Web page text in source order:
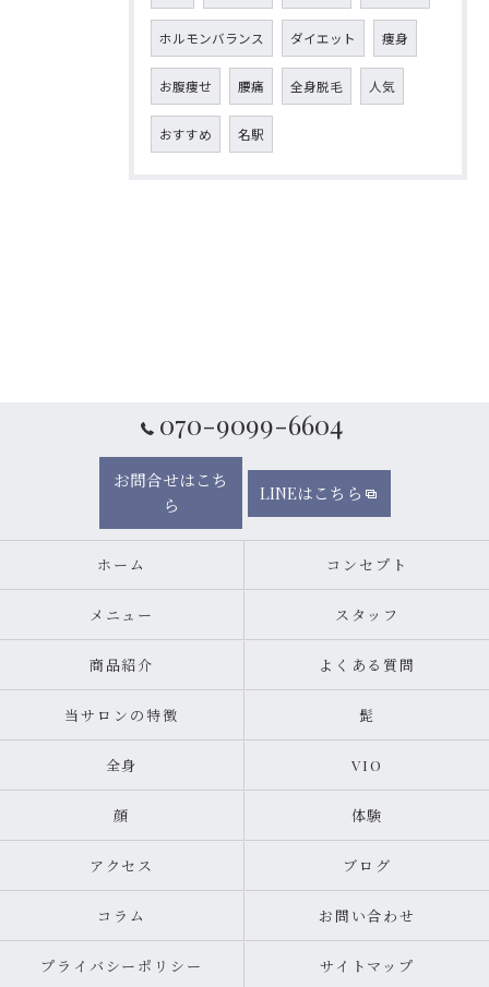
ホルモンバランス ダイエット 痩身
お腹痩せ 腰痛 全身脱毛 人気
おすすめ 名駅
070-9099-6604
お問合せはこち
ら
LINEはこちら
ホーム コンセプト
メニュー スタッフ
商品紹介 よくある質問
当サロンの特徴 髭
全身 VIO
顔 体験
アクセス ブログ
コラム お問い合わせ
プライバシーポリシー サイトマップ